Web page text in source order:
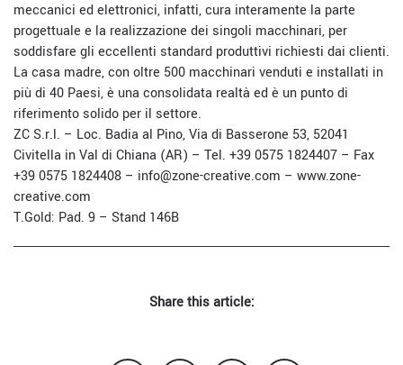
meccanici ed elettronici, infatti, cura interamente la parte
progettuale e la realizzazione dei singoli macchinari, per
soddisfare gli eccellenti standard produttivi richiesti dai clienti.
La casa madre, con oltre 500 macchinari venduti e installati in
più di 40 Paesi, è una consolidata realtà ed è un punto di
riferimento solido per il settore.
ZC S.r.l. – Loc. Badia al Pino, Via di Basserone 53, 52041
Civitella in Val di Chiana (AR) – Tel. +39 0575 1824407 – Fax
+39 0575 1824408 – info@zone-creative.com – www.zone-
creative.com
T.Gold: Pad. 9 – Stand 146B
Share this article: